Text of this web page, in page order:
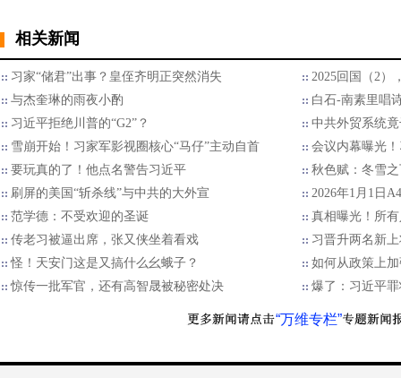
相关新闻
习家“储君”出事？皇侄齐明正突然消失
2025回国（2）
与杰奎琳的雨夜小酌
白石-南素里唱
习近平拒绝川普的“G2”？
中共外贸系统
雪崩开始！习家军影视圈核心“马仔”主动自首
会议内幕曝光
要玩真的了！他点名警告习近平
秋色赋：冬雪
刷屏的美国“斩杀线”与中共的大外宣
2026年1月1日
范学德：不受欢迎的圣诞
真相曝光！所
传老习被逼出席，张又侠坐着看戏
习晋升两名新
怪！天安门这是又搞什么幺蛾子？
如何从政策上
惊传一批军官，还有高智晟被秘密处决
爆了：习近平
“万维专栏”